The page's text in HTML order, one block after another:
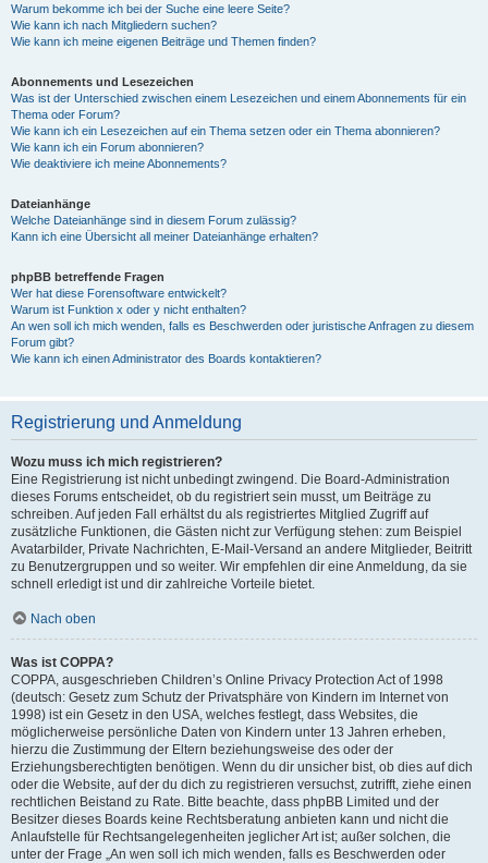
Warum bekomme ich bei der Suche eine leere Seite?
Wie kann ich nach Mitgliedern suchen?
Wie kann ich meine eigenen Beiträge und Themen finden?
Abonnements und Lesezeichen
Was ist der Unterschied zwischen einem Lesezeichen und einem Abonnements für ein
Thema oder Forum?
Wie kann ich ein Lesezeichen auf ein Thema setzen oder ein Thema abonnieren?
Wie kann ich ein Forum abonnieren?
Wie deaktiviere ich meine Abonnements?
Dateianhänge
Welche Dateianhänge sind in diesem Forum zulässig?
Kann ich eine Übersicht all meiner Dateianhänge erhalten?
phpBB betreffende Fragen
Wer hat diese Forensoftware entwickelt?
Warum ist Funktion x oder y nicht enthalten?
An wen soll ich mich wenden, falls es Beschwerden oder juristische Anfragen zu diesem
Forum gibt?
Wie kann ich einen Administrator des Boards kontaktieren?
Registrierung und Anmeldung
Wozu muss ich mich registrieren?
Eine Registrierung ist nicht unbedingt zwingend. Die Board-Administration
dieses Forums entscheidet, ob du registriert sein musst, um Beiträge zu
schreiben. Auf jeden Fall erhältst du als registriertes Mitglied Zugriff auf
zusätzliche Funktionen, die Gästen nicht zur Verfügung stehen: zum Beispiel
Avatarbilder, Private Nachrichten, E-Mail-Versand an andere Mitglieder, Beitritt
zu Benutzergruppen und so weiter. Wir empfehlen dir eine Anmeldung, da sie
schnell erledigt ist und dir zahlreiche Vorteile bietet.
Nach oben
Was ist COPPA?
COPPA, ausgeschrieben Children’s Online Privacy Protection Act of 1998
(deutsch: Gesetz zum Schutz der Privatsphäre von Kindern im Internet von
1998) ist ein Gesetz in den USA, welches festlegt, dass Websites, die
möglicherweise persönliche Daten von Kindern unter 13 Jahren erheben,
hierzu die Zustimmung der Eltern beziehungsweise des oder der
Erziehungsberechtigten benötigen. Wenn du dir unsicher bist, ob dies auf dich
oder die Website, auf der du dich zu registrieren versuchst, zutrifft, ziehe einen
rechtlichen Beistand zu Rate. Bitte beachte, dass phpBB Limited und der
Besitzer dieses Boards keine Rechtsberatung anbieten kann und nicht die
Anlaufstelle für Rechtsangelegenheiten jeglicher Art ist; außer solchen, die
unter der Frage „An wen soll ich mich wenden, falls es Beschwerden oder